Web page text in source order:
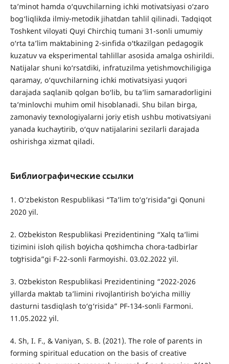
ta’minot hamda o‘quvchilarning ichki motivatsiyasi o‘zaro
bog‘liqlikda ilmiy-metodik jihatdan tahlil qilinadi. Tadqiqot
Toshkent viloyati Quyi Chirchiq tumani 31-sonli umumiy
o‘rta ta’lim maktabining 2-sinfida o‘tkazilgan pedagogik
kuzatuv va eksperimental tahlillar asosida amalga oshirildi.
Natijalar shuni ko‘rsatdiki, infratuzilma yetishmovchiligiga
qaramay, o‘quvchilarning ichki motivatsiyasi yuqori
darajada saqlanib qolgan bo‘lib, bu ta’lim samaradorligini
ta’minlovchi muhim omil hisoblanadi. Shu bilan birga,
zamonaviy texnologiyalarni joriy etish ushbu motivatsiyani
yanada kuchaytirib, o‘quv natijalarini sezilarli darajada
oshirishga xizmat qiladi.
Библиографические ссылки
1. O‘zbekiston Respublikasi “Ta’lim to‘g‘risida”gi Qonuni
2020 yil.
2. Oʻzbekiston Respublikasi Prezidentining “Xalq taʼlimi
tizimini isloh qilish boʻyicha qoʻshimcha chora-tadbirlar
toʻgʻrisida”gi F-22-sonli Farmoyishi. 03.02.2022 yil.
3. Oʻzbekiston Respublikasi Prezidentining “2022-2026
yillarda maktab ta’limini rivojlantirish bo‘yicha milliy
dasturni tasdiqlash to‘g‘risida” PF-134-sonli Farmoni.
11.05.2022 yil.
4. Sh, I. F., & Vaniyan, S. B. (2021). The role of parents in
forming spiritual education on the basis of creative